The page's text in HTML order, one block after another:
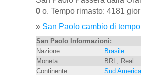
0 o. Tempo rimasto: 4181
» San Paolo cambio di
San Paolo Informazioni:
Nazione:
Brasile
Moneta:
BRL, Real
Continente:
Sud America